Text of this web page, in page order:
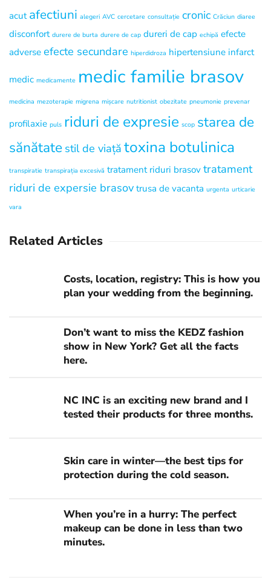
acut afectiuni alegeri AVC cercetare consultație cronic Crăciun diaree
disconfort durere de burta durere de cap dureri de cap echipă efecte
adverse efecte secundare hiperdidroza hipertensiune infarct
medic medicamente medic familie brasov
medicina mezoterapie migrena mișcare nutritionist obezitate pneumonie prevenar
profilaxie puls riduri de expresie scop starea de
sănătate stil de viață toxina botulinica
transpiratie transpirația excesivă tratament riduri brasov tratament
riduri de expersie brasov trusa de vacanta urgenta urticarie
vara
Related Articles
Costs, location, registry: This is how you
plan your wedding from the beginning.
Don’t want to miss the KEDZ fashion
show in New York? Get all the facts
here.
NC INC is an exciting new brand and I
tested their products for three months.
Skin care in winter—the best tips for
protection during the cold season.
When you’re in a hurry: The perfect
makeup can be done in less than two
minutes.